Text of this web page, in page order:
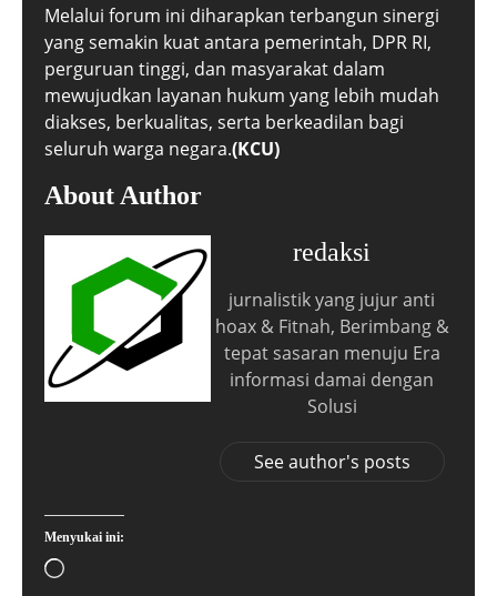
Melalui forum ini diharapkan terbangun sinergi
yang semakin kuat antara pemerintah, DPR RI,
perguruan tinggi, dan masyarakat dalam
mewujudkan layanan hukum yang lebih mudah
diakses, berkualitas, serta berkeadilan bagi
seluruh warga negara.(KCU)
About Author
redaksi
jurnalistik yang jujur anti
hoax & Fitnah, Berimbang &
tepat sasaran menuju Era
informasi damai dengan
Solusi
See author's posts
Menyukai ini: